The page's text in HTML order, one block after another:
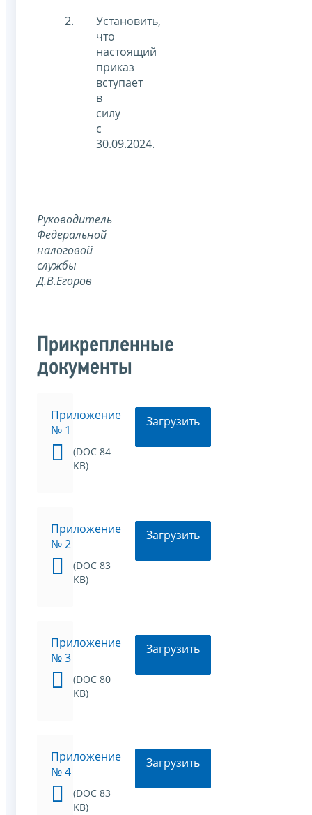
Установить,
что
настоящий
приказ
вступает
в
силу
с
30.09.2024.
Руководитель
Федеральной
налоговой
службы
Д.В.Егоров
Прикрепленные
документы
Приложение
№ 1
(DOC 84
KB)
Загрузить
Приложение
№ 2
(DOC 83
KB)
Загрузить
Приложение
№ 3
(DOC 80
KB)
Загрузить
Приложение
№ 4
(DOC 83
KB)
Загрузить